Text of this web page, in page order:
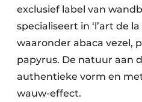
exclusief label van
specialiseert in ‘l’art de
waaronder abaca vezel,
papyrus. De natuur aan
authentieke vorm en
wauw-effect.